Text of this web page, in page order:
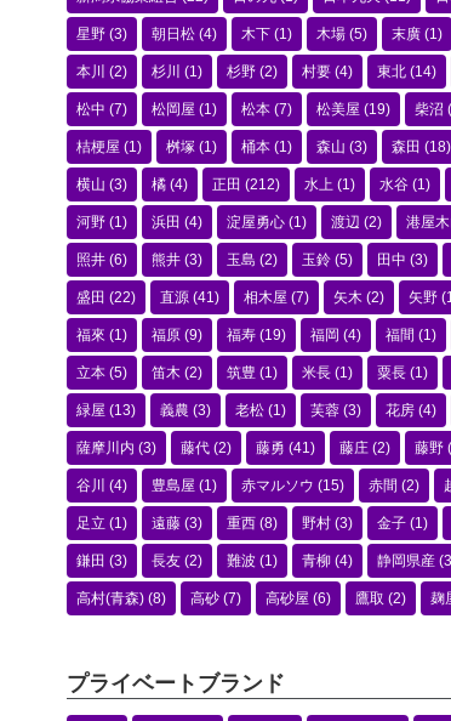
星野 (3) 朝日松 (4) 木下 (1) 木場 (5) 末廣 (1)
本川 (2) 杉川 (1) 杉野 (2) 村要 (4) 東北 (14)
松中 (7) 松岡屋 (1) 松本 (7) 松美屋 (19) 柴沼
桔梗屋 (1) 桝塚 (1) 桶本 (1) 森山 (3) 森田 (18)
横山 (3) 橘 (4) 正田 (212) 水上 (1) 水谷 (1)
河野 (1) 浜田 (4) 淀屋勇心 (1) 渡辺 (2) 港屋
照井 (6) 熊井 (3) 玉島 (2) 玉鈴 (5) 田中 (3)
盛田 (22) 直源 (41) 相木屋 (7) 矢木 (2) 矢野
福來 (1) 福原 (9) 福寿 (19) 福岡 (4) 福間 (1)
立本 (5) 笛木 (2) 筑豊 (1) 米長 (1) 粟長 (1)
緑屋 (13) 義農 (3) 老松 (1) 芙蓉 (3) 花房 (4)
薩摩川内 (3) 藤代 (2) 藤勇 (41) 藤庄 (2) 藤野
谷川 (4) 豊島屋 (1) 赤マルソウ (15) 赤間 (2)
足立 (1) 遠藤 (3) 重西 (8) 野村 (3) 金子 (1)
鎌田 (3) 長友 (2) 難波 (1) 青柳 (4) 静岡県産
高村(青森) (8) 高砂 (7) 高砂屋 (6) 鷹取 (2) 麹
プライベートブランド